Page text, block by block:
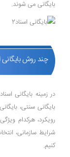
بایگانی می‌ شوند.
چند روش بایگانی
در زمینه بایگانی
بایگانی سنتی،
رویکرد، هرکدام
شرایط سازمانی،
کنیم.